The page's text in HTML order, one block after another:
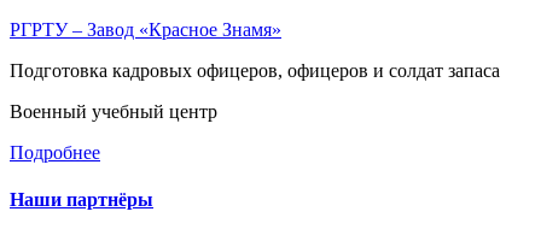
РГРТУ – Завод «Красное Знамя»
Подготовка кадровых офицеров, офицеров и солдат запаса
Военный учебный центр
Подробнее
Наши партнёры